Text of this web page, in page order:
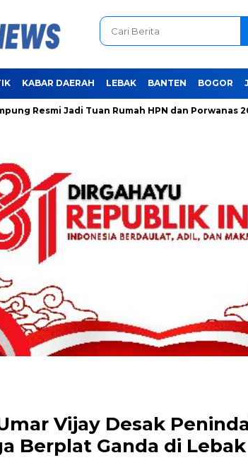
KABAR DAERAH LEBAK BANTEN BOGOR
Jadi Tuan Rumah HPN dan Porwanas 2027
Vijay Desak
Berplat Ganda di Lebak